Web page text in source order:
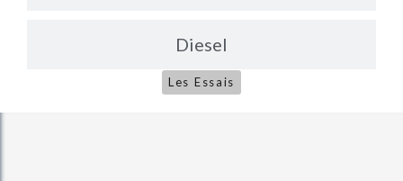
Diesel
Les Essais